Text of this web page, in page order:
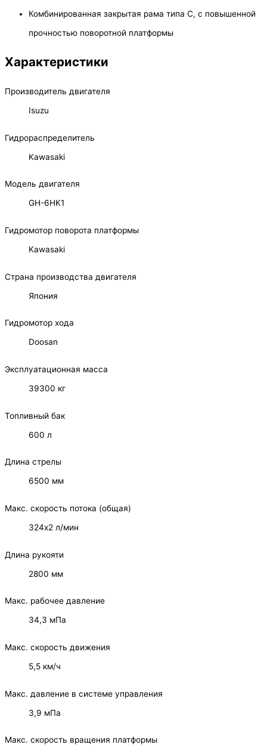
Комбинированная закрытая рама типа С, с повышенной
прочностью поворотной платформы
Характеристики
Производитель двигателя
Isuzu
Гидрораспределитель
Kawasaki
Модель двигателя
GH-6HK1
Гидромотор поворота платформы
Kawasaki
Страна производства двигателя
Япония
Гидромотор хода
Doosan
Эксплуатационная масса
39300 кг
Топливный бак
600 л
Длина стрелы
6500 мм
Макс. скорость потока (общая)
324х2 л/мин
Длина рукояти
2800 мм
Макс. рабочее давление
34,3 мПа
Макс. скорость движения
5,5 км/ч
Макс. давление в системе управления
3,9 мПа
Макс. скорость вращения платформы